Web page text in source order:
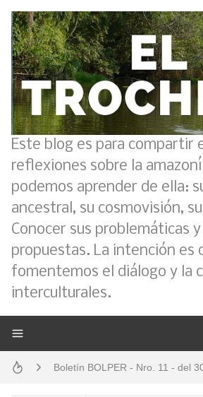
Este blog es para compartir
reflexiones sobre la
podemos aprender de ella:
ancestral, su cosmovisión,
Conocer sus problemáticas y
propuestas. La intención es
fomentemos el diálogo y la
interculturales.
Boletín BOLPER - Nro. 11 - del
Boletín BOLPER - Nro. 10 - del